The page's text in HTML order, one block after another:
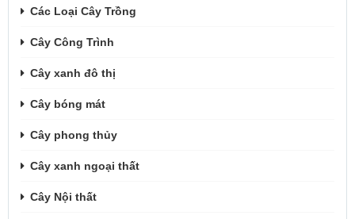
Các Loại Cây Trồng
Cây Công Trình
Cây xanh đô thị
Cây bóng mát
Cây phong thủy
Cây xanh ngoại thất
Cây Nội thất